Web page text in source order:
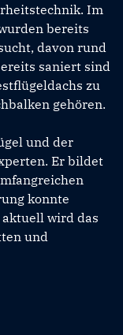
Im
bereits
davon rund
saniert sind
zu
gehören.
und der
Er bildet
konnte
wird das
und